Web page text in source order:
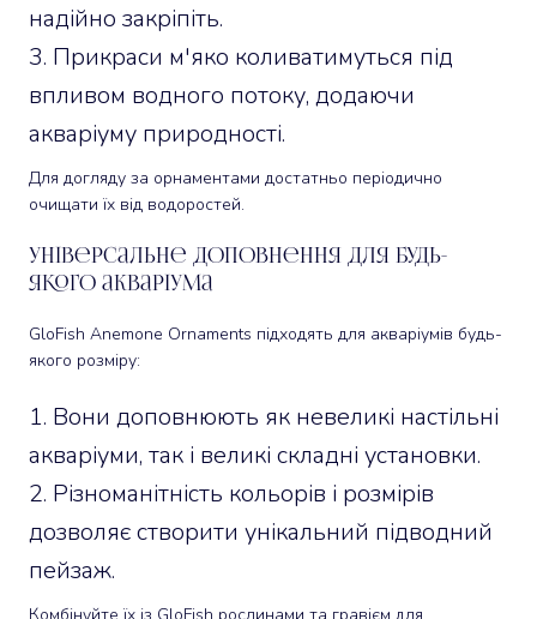
надійно закріпіть.
Прикраси м'яко коливатимуться під
впливом водного потоку, додаючи
акваріуму природності.
Для догляду за орнаментами достатньо періодично
очищати їх від водоростей.
Універсальне доповнення для будь-
якого акваріума
GloFish Anemone Ornaments підходять для акваріумів будь-
якого розміру:
Вони доповнюють як невеликі настільні
акваріуми, так і великі складні установки.
Різноманітність кольорів і розмірів
дозволяє створити унікальний підводний
пейзаж.
Комбінуйте їх із GloFish рослинами та гравієм для